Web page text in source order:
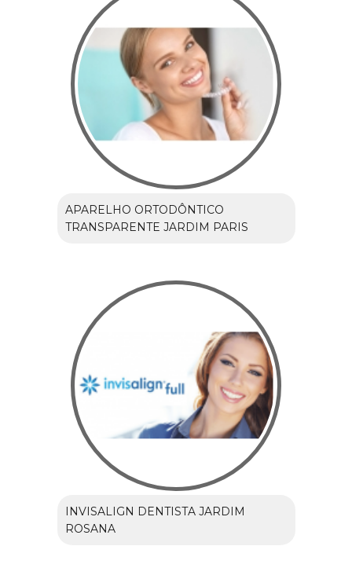
APARELHO ORTODÔNTICO
TRANSPARENTE JARDIM PARIS
INVISALIGN DENTISTA JARDIM
ROSANA